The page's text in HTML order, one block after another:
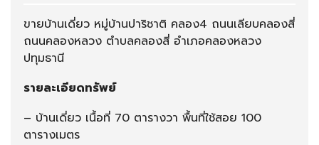
ขายบ้านเดี่ยว หมู่บ้านปาริชาติ คลอง4 ถนนเลียบคลองสี่
ถนนคลองหลวง ตำบลคลองสี่ อำเภอคลองหลวง
ปทุมธานี
รายละเอียดทรัพย์
– บ้านเดี่ยว เนื้อที่ 70 ตารางวา พื้นที่ใช้สอย 100
ตารางเมตร